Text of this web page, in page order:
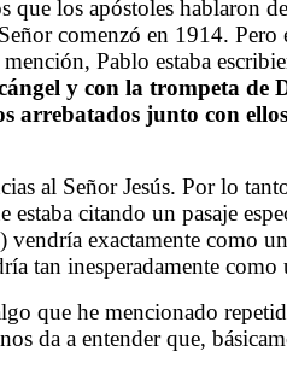
que los apóstoles hablaron
comenzó en 1914.
Pablo estaba
y con la trompeta de
arrebatados junto con
al Señor Jesús. Por lo
estaba citando un pasaje
exactamente como
tan inesperadamente como
que he mencionado
da a entender que,